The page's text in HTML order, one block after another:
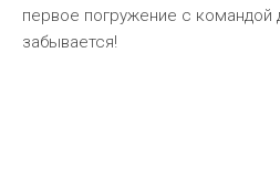
первое погружение с командой
забывается!